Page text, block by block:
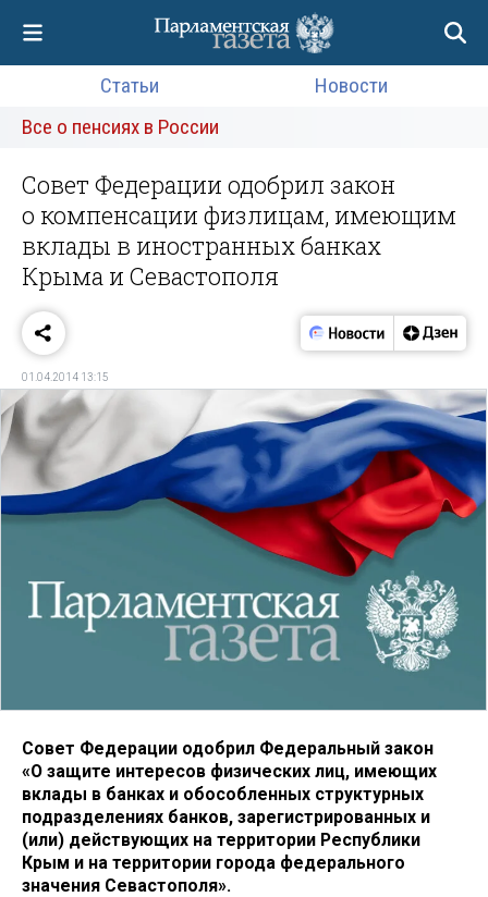
Статьи
Новости
Все о пенсиях в России
Совет Федерации одобрил закон
о компенсации физлицам, имеющим
вклады в иностранных банках
Крыма и Севастополя
01.04.2014 13:15
Совет Федерации одобрил Федеральный закон
«О защите интересов физических лиц, имеющих
вклады в банках и обособленных структурных
подразделениях банков, зарегистрированных и
(или) действующих на территории Республики
Крым и на территории города федерального
значения Севастополя».